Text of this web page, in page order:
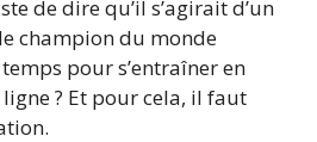
de dire qu’il s’agirait d’un
champion du monde
pour s’entraîner en
? Et pour cela, il faut